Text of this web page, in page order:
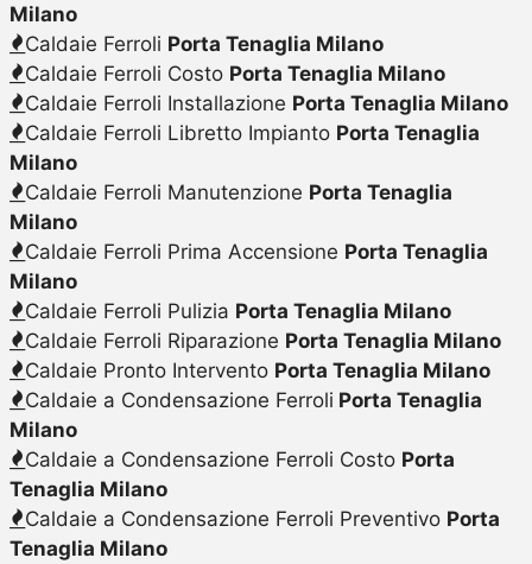
Milano
Caldaie Ferroli Porta Tenaglia Milano
Caldaie Ferroli Costo Porta Tenaglia Milano
Caldaie Ferroli Installazione Porta Tenaglia Milano
Caldaie Ferroli Libretto Impianto Porta Tenaglia
Milano
Caldaie Ferroli Manutenzione Porta Tenaglia
Milano
Caldaie Ferroli Prima Accensione Porta Tenaglia
Milano
Caldaie Ferroli Pulizia Porta Tenaglia Milano
Caldaie Ferroli Riparazione Porta Tenaglia Milano
Caldaie Pronto Intervento Porta Tenaglia Milano
Caldaie a Condensazione Ferroli Porta Tenaglia
Milano
Caldaie a Condensazione Ferroli Costo Porta
Tenaglia Milano
Caldaie a Condensazione Ferroli Preventivo Porta
Tenaglia Milano